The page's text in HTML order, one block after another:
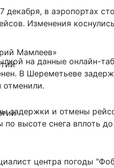
Мамлеев»
декабря, в аэропортах
Изменения
на данные онлайн-
В Шереметьеве
отменили.
задержки и отмены
высоте снега вплоть
центра погоды